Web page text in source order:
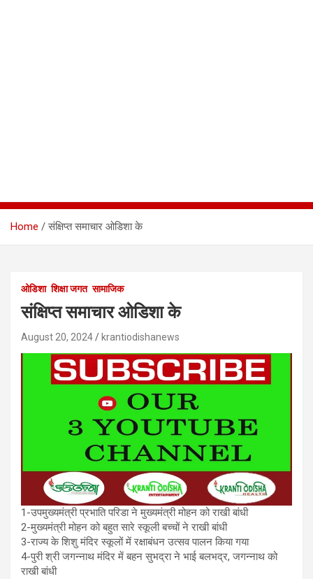
Home संक्षिप्त समाचार ओडिशा के
ओडिशा शिक्षा जगत सामाजिक
संक्षिप्त समाचार ओडिशा के
August 20, 2024 krantiodishanews
1-उपमुख्यमंत्री प्रभाति परिडा ने मुख्यमंत्री मोहन को राखी बांधी
2-मुख्यमंत्री मोहन को बहुत सारे स्कूली बच्चों ने राखी बांधी
3-राज्य के शिशु मंदिर स्कूलों में रक्षाबंधन उत्सव पालन किया गया
4-पुरी श्री जगन्नाथ मंदिर में बहन सुभद्रा ने भाई बलभद्र, जगन्नाथ को
राखी बांधी